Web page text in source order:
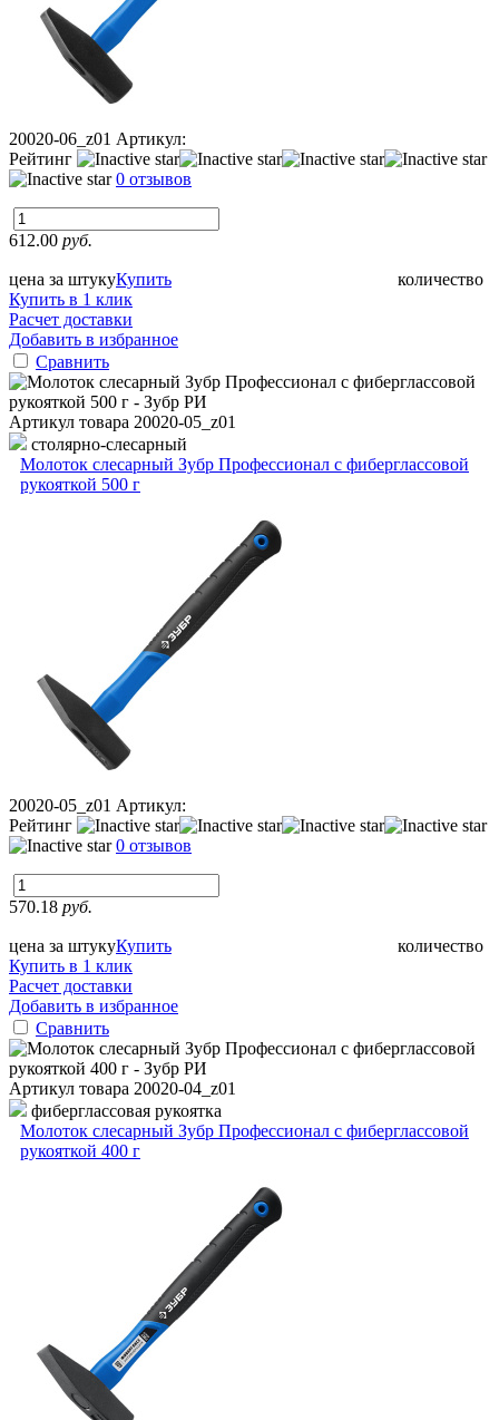
20020-06_z01 Артикул:
Рейтинг
0 отзывов
612.00 руб.
цена за штуку количество
Купить
Купить в 1 клик
Расчет доставки
Добавить в избранное
Сравнить
Артикул товара 20020-05_z01
столярно-слесарный
Молоток слесарный Зубр Профессионал с фиберглассовой
рукояткой 500 г
20020-05_z01 Артикул:
Рейтинг
0 отзывов
570.18 руб.
цена за штуку количество
Купить
Купить в 1 клик
Расчет доставки
Добавить в избранное
Сравнить
Артикул товара 20020-04_z01
фиберглассовая рукоятка
Молоток слесарный Зубр Профессионал с фиберглассовой
рукояткой 400 г